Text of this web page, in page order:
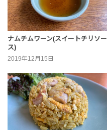
ナムチムワーン(スイートチリソー
ス)
2019年12月15日